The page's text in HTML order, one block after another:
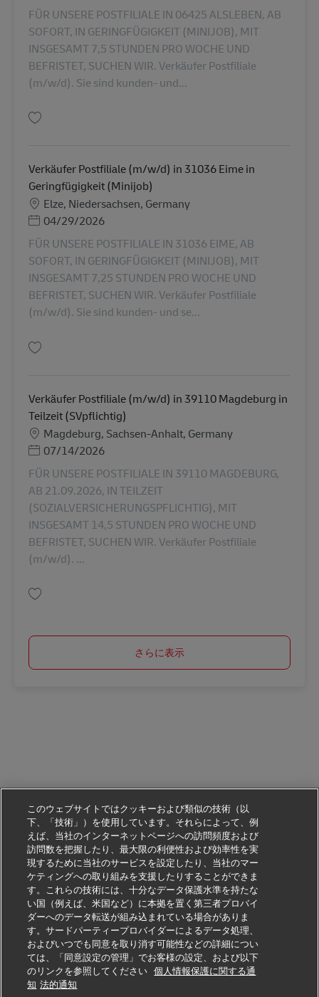
この仕事に応募する
FÜR UNSERE POSTFILIALE IN 06425 ALSLEBEN, AB
SOFORT, IN GERINGFÜGIGKEIT (MINIJOB), MIT
INSGESAMT 7,5 STUNDEN PRO WOCHE UND
BEFRISTET, SUCHEN WIR. Verkäufer Postfiliale
(m/w/d). Sie sind kunden- und...
Verkäufer Postfiliale (m/w/d) in 31036 Eime in
Geringfügigkeit (Minijob)
勤務地
Elze, Niedersachsen, Germany
Posted Date
04/29/2026
FÜR UNSERE POSTFILIALE IN 31036 EIME, AB
SOFORT, IN GERINGFÜGIGKEIT (MINIJOB), MIT
INSGESAMT 7,25 STUNDEN PRO WOCHE UND
BEFRISTET, SUCHEN WIR. Verkäufer Postfiliale
(m/w/d). Sie sind kunden- und se...
Verkäufer Postfiliale (m/w/d) in 39110 Magdeburg in
Teilzeit (SVpflichtig)
勤務地
Magdeburg, Sachsen-Anhalt, Germany
Posted Date
07/14/2026
FÜR UNSERE POSTFILIALE IN 39110 MAGDEBURG,
AB 21.09.2026, IN TEILZEIT
(SOZIALVERSICHERUNGSPFLICHTIG), MIT
INSGESAMT 14,5 STUNDEN PRO WOCHE UND
BEFRISTET, SUCHEN WIR. Verkäufer Postfiliale
(m/w/d). ...
さらに表示
このウェブサイトではクッキーおよび類似の技術（以
下、「技術」）を使用しています。それらによって、例
えば、当社のインターネットページへの訪問頻度および
訪問数を把握したり、最大限の利便性および効率性を実
現するために当社のサービスを設定したり、当社のマー
ケティングへの取り組みを支援したりすることができま
す。これらの技術には、十分なデータ保護水準を持たな
い国（例えば、米国など）に本拠を置く第三者プロバイ
ダーへのデータ転送が組み込まれている場合がありま
す。サードパーティープロバイダーによるデータ処理、
およびいつでも同意を取り消す可能性などの詳細につい
ては、「同意設定の管理」でお客様の設定、および以下
のリンクを参照してください
個人情報保護に関する通
知 法的通知